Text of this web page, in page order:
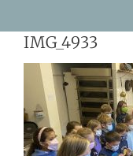
content
IMG_4933